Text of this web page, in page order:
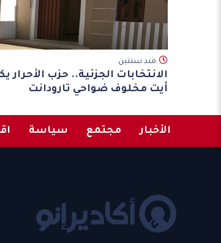
مند سنتين
الانتخابات الجزئية.. حزب
أيت مخلوف ضواحي تارودانت
الأخبار مجتمع سياسة